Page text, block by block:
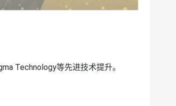
Technology等先进技术提升。